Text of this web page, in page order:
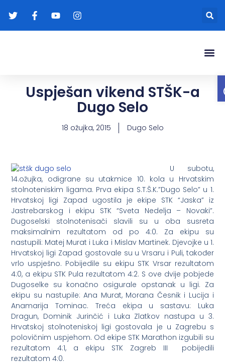
Uspješan vikend STŠK-a
Dugo Selo
18 ožujka, 2015 Dugo Selo
U subotu,
14.ožujka, odigrane su utakmice 10. kola u Hrvatskim
stolnoteniskim ligama. Prva ekipa S.T.Š.K.”Dugo Selo” u 1.
Hrvatskoj ligi Zapad ugostila je ekipe STK “Jaska” iz
Jastrebarskog i ekipu STK “Sveta Nedelja – Novaki”.
Dugoselski stolnotenisači slavili su u oba susreta
maksimalnim rezultatom od po 4:0. Za ekipu su
nastupili: Matej Murat i Luka i Mislav Martinek. Djevojke u 1.
Hrvatskoj ligi Zapad gostovale su u Vrsaru i Puli, također
vrlo uspješno. Pobijedile su ekipu STK Vrsar rezultatom
4:0, a ekipu STK Pula rezultatom 4:2. S ove dvije pobjede
Dugoselke su konačno osigurale opstanak u ligi. Za
ekipu su nastupile: Ana Murat, Morana Česnik i Lucija i
Anamarija Tominac. Treća ekipa u sastavu: Luka
Dragun, Dominik Jurinčić i Luka Zlatkov nastupa u 3.
Hrvatskoj stolnoteniskoj ligi gostovala je u Zagrebu s
polovičnim uspjehom. Od ekipe STK Marathon izgubili su
rezultatom 4:1, a ekipu STK Zagreb III pobijedili
rezultatom 4:0.